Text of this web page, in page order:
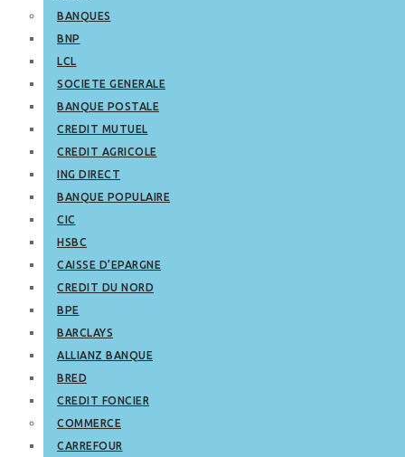
BANQUES
BNP
LCL
SOCIETE GENERALE
BANQUE POSTALE
CREDIT MUTUEL
CREDIT AGRICOLE
ING DIRECT
BANQUE POPULAIRE
CIC
HSBC
CAISSE D’EPARGNE
CREDIT DU NORD
BPE
BARCLAYS
ALLIANZ BANQUE
BRED
CREDIT FONCIER
COMMERCE
CARREFOUR